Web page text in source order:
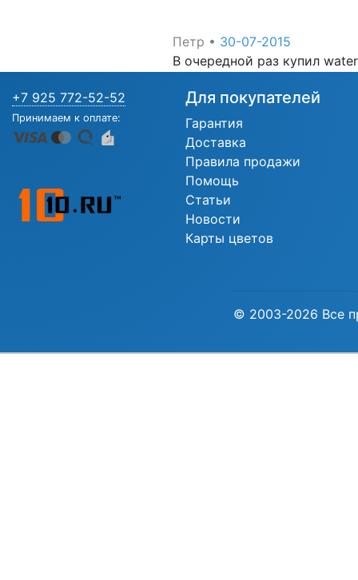
Петр • 30-07-2015
В очередной раз купил
+7 925 772-52-52
Принимаем к оплате:
Для покупателей
Гарантия
Доставка
Правила продажи
Помощь
Статьи
Новости
Карты цветов
© 2003-2026 Все